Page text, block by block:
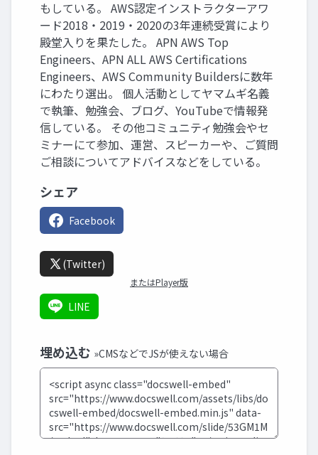
もしている。 AWS認定インストラクターアワ
ード2018・2019・2020の3年連続受賞により
殿堂入りを果たした。 APN AWS Top
Engineers、APN ALL AWS Certifications
Engineers、AWS Community Buildersに数年
にわたり選出。 個人活動としてヤマムギ名義
で執筆、勉強会、ブログ、YouTubeで情報発
信している。 その他コミュニティ勉強会やセ
ミナーにて参加、運営、スピーカーや、ご質問
ご相談についてアドバイスなどをしている。
シェア
Facebook
(Twitter)
またはPlayer版
LINE
埋め込む »CMSなどでJSが使えない場合